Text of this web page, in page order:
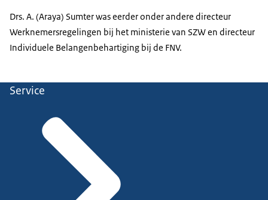
Drs. A. (Araya) Sumter was eerder onder andere directeur
Werknemersregelingen bij het ministerie van SZW en directeur
Individuele Belangenbehartiging bij de FNV.
Service